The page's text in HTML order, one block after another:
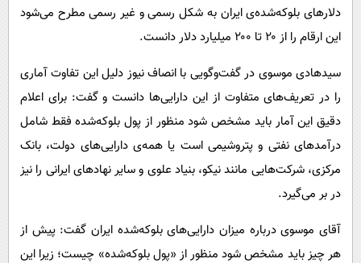
گوناگون
محیط زیست
فرهنگی
بین الملل
حیات وحش
سیاست خارجی
آشپزی
دلارهای بلوکه‌شده‌ی ایران به شکل رسمی و غیر رسمی مطرح می‌شود
این ارقام را از ۲۰ تا ۲۰۰ میلیارد دلار دانست.
سیدهادی موسوی در گفت‌وگویی با انصاف نیوز دلیل این تفاوت آماری
را در تعریف‌های متفاوت از این دارایی‌ها دانست و گفت: برای اعلام
دقیق این آمار باید مشخص شود منظور از پول بلوکه‌شده فقط شامل
درآمدهای نفتی و پتروشیمی است یا همه‌ی دارایی‌های دولت، بانک
مرکزی، شرکت‌هایی مانند نیکو، بنیاد علوی و سایر نهادهای ایرانی را نیز
در بر می‌گیرد.
آقای موسوی درباره میزان دارایی‌های بلوکه‌شده ایران گفت: پیش از
هر چیز باید مشخص شود منظور از «پول بلوکه‌شده» چیست؛ زیرا این